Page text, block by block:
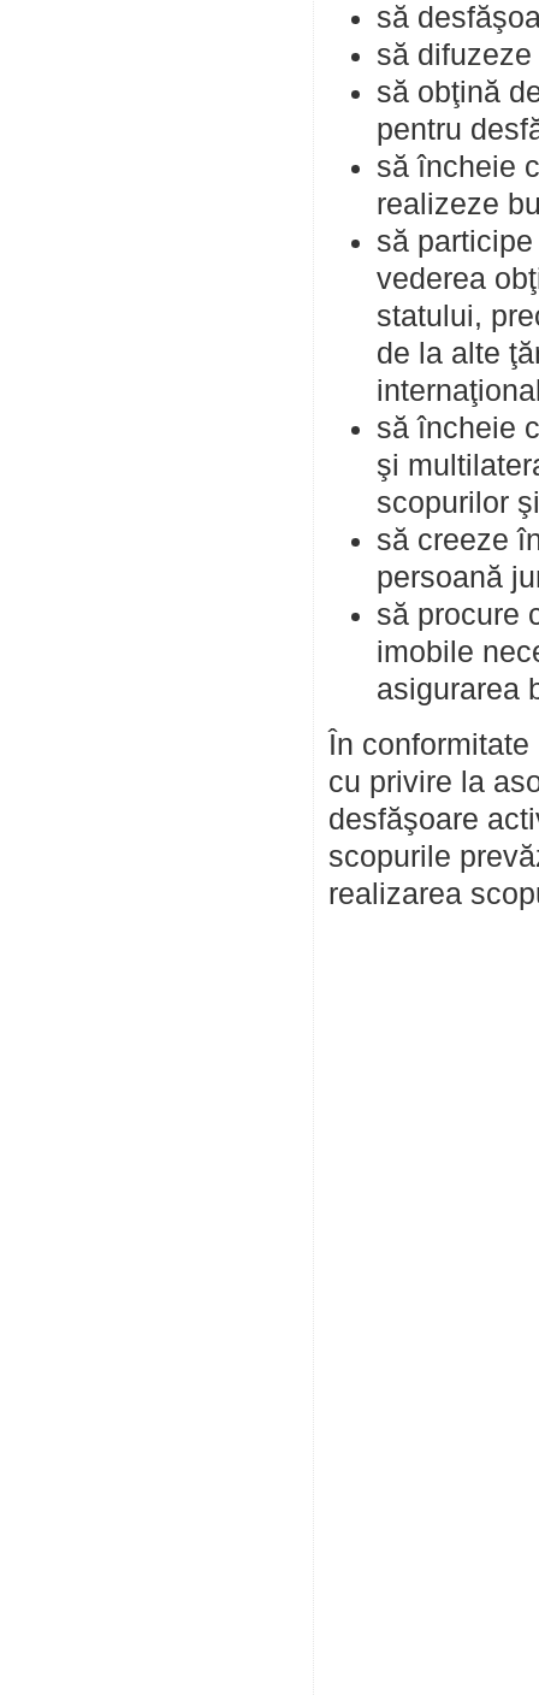
să
să
să obţină
pentru
să încheie
realizeze
să
vederea
statului,
de la alte
să încheie
şi
scopurilor
să creeze
persoană
să procure
imobile
asigurarea
În
cu privire la
desfăşoare
scopurile
realizarea